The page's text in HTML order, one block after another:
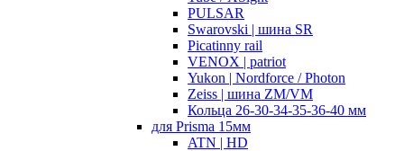
PULSAR
Swarovski | шина SR
Picatinny rail
VENOX | patriot
Yukon | Nordforce / Photon
Zeiss | шина ZM/VM
Кольца 26-30-34-35-36-40 мм
для Prisma 15мм
ATN | HD